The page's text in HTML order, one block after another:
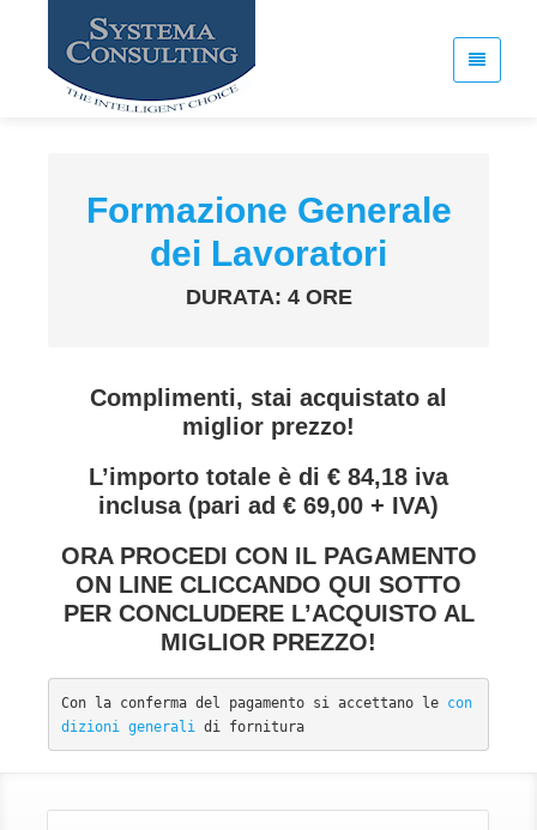
Formazione Generale
dei Lavoratori
DURATA: 4 ORE
Complimenti, stai acquistato al
miglior prezzo!
L’importo totale è di € 84,18 iva
inclusa (pari ad € 69,00 + IVA)
ORA PROCEDI CON IL PAGAMENTO
ON LINE CLICCANDO QUI SOTTO
PER CONCLUDERE L’ACQUISTO AL
MIGLIOR PREZZO!
Con la conferma del pagamento si accettano le con
dizioni generali
di fornitura